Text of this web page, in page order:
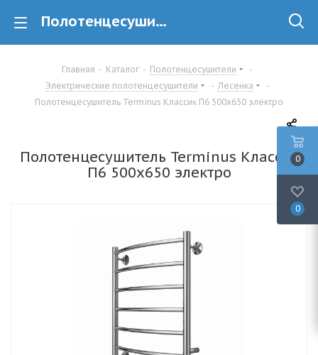
Полотенцесушитель Terminus Классик П6 500х650 электро купить в Минске
Главная - Каталог - Полотенцесушители
-
Электрические полотенцесушители
- Лесенка
-
Полотенцесушитель Terminus Классик П6 500х650 электро
Полотенцесушитель Terminus Классик
П6 500х650 электро
0
0